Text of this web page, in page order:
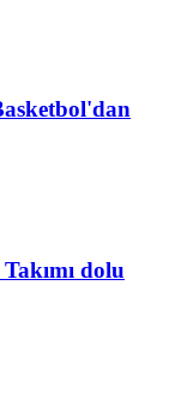
dolu